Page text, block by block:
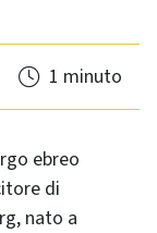
1 minuto
ebreo
di
nato a